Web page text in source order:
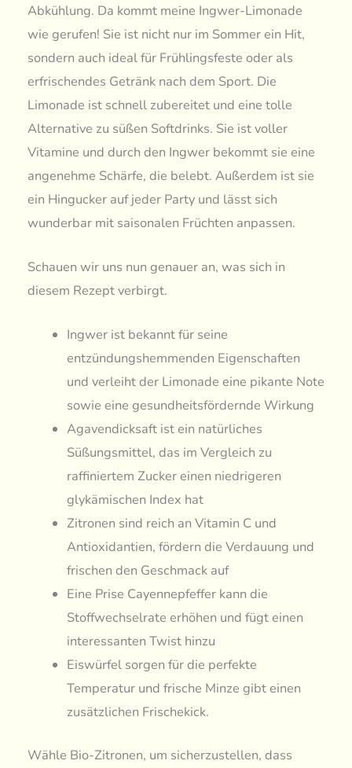
Abkühlung. Da kommt meine Ingwer-Limonade
wie gerufen! Sie ist nicht nur im Sommer ein Hit,
sondern auch ideal für Frühlingsfeste oder als
erfrischendes Getränk nach dem Sport. Die
Limonade ist schnell zubereitet und eine tolle
Alternative zu süßen Softdrinks. Sie ist voller
Vitamine und durch den Ingwer bekommt sie eine
angenehme Schärfe, die belebt. Außerdem ist sie
ein Hingucker auf jeder Party und lässt sich
wunderbar mit saisonalen Früchten anpassen.
Schauen wir uns nun genauer an, was sich in
diesem Rezept verbirgt.
Ingwer ist bekannt für seine
entzündungshemmenden Eigenschaften
und verleiht der Limonade eine pikante Note
sowie eine gesundheitsfördernde Wirkung
Agavendicksaft ist ein natürliches
Süßungsmittel, das im Vergleich zu
raffiniertem Zucker einen niedrigeren
glykämischen Index hat
Zitronen sind reich an Vitamin C und
Antioxidantien, fördern die Verdauung und
frischen den Geschmack auf
Eine Prise Cayennepfeffer kann die
Stoffwechselrate erhöhen und fügt einen
interessanten Twist hinzu
Eiswürfel sorgen für die perfekte
Temperatur und frische Minze gibt einen
zusätzlichen Frischekick.
Wähle Bio-Zitronen, um sicherzustellen, dass